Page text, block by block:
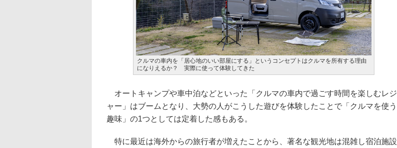
クルマの車内を「居心地のいい部屋にする」というコンセプトはクルマを所有する理由
になりえるか？ 実際に使って体験してきた
オートキャンプや車中泊などといった「クルマの車内で過ごす時間を楽しむレジ
ャー」はブームとなり、大勢の人がこうした遊びを体験したことで「クルマを使う
趣味」の1つとしては定着した感もある。
特に最近は海外からの旅行者が増えたことから、著名な観光地は混雑し宿泊施設